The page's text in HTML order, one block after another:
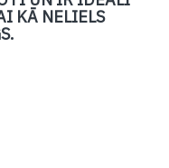
KĀ NELIELS